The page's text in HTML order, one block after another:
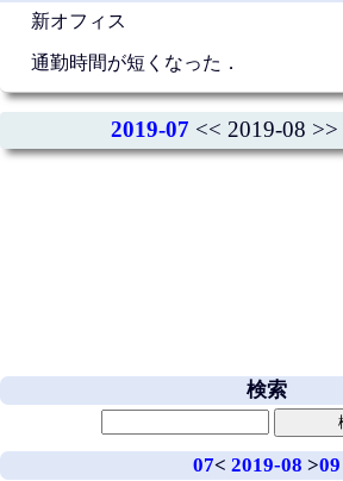
新オフィス
通勤時間が短くなった．
2019-07 << 2019-08 >>
検索
07< 2019-08 >09